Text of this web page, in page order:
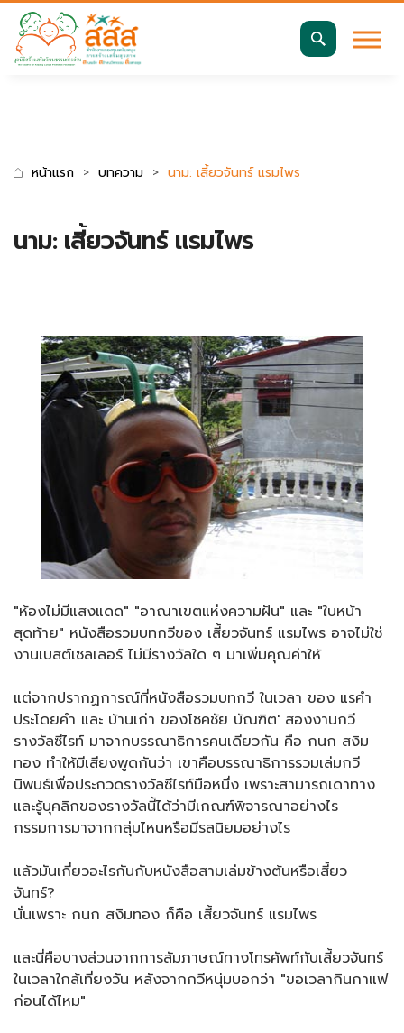
มาตรฐานการเข้าถึงเว็บ WCAG 2.2 AA
หน้าแรก บทความ นาม: เสี้ยวจันทร์ แรมไพร
นาม: เสี้ยวจันทร์ แรมไพร
"ห้องไม่มีแสงแดด" "อาณาเขตแห่งความฝัน" และ "ใบหน้า
สุดท้าย" หนังสือรวมบทกวีของ เสี้ยวจันทร์ แรมไพร อาจไม่ใช่
งานเบสต์เซลเลอร์ ไม่มีรางวัลใด ๆ มาเพิ่มคุณค่าให้
แต่จากปรากฏการณ์ที่หนังสือรวมบทกวี ในเวลา ของ แรคำ
ประโดยคำ และ บ้านเก่า ของโชคชัย บัณฑิต' สองงานกวี
รางวัลซีไรท์ มาจากบรรณาธิการคนเดียวกัน คือ กนก สงิม
ทอง ทำให้มีเสียงพูดกันว่า เขาคือบรรณาธิการรวมเล่มกวี
นิพนธ์เพื่อประกวดรางวัลซีไรท์มือหนึ่ง เพราะสามารถเดาทาง
และรู้บุคลิกของรางวัลนี้ได้ว่ามีเกณฑ์พิจารณาอย่างไร
กรรมการมาจากกลุ่มไหนหรือมีรสนิยมอย่างไร
แล้วมันเกี่ยวอะไรกันกับหนังสือสามเล่มข้างต้นหรือเสี้ยว
จันทร์?
นั่นเพราะ กนก สงิมทอง ก็คือ เสี้ยวจันทร์ แรมไพร
และนี่คือบางส่วนจากการสัมภาษณ์ทางโทรศัพท์กับเสี้ยวจันทร์
ในเวลาใกล้เที่ยงวัน หลังจากกวีหนุ่มบอกว่า "ขอเวลากินกาแฟ
ก่อนได้ไหม"